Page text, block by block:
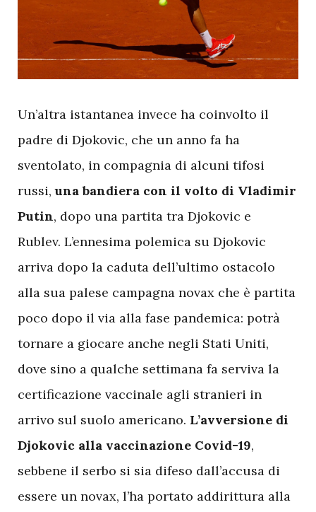
Un’altra istantanea invece ha coinvolto il
padre di Djokovic, che un anno fa ha
sventolato, in compagnia di alcuni tifosi
russi,una bandiera con il volto di Vladimir
Putin, dopo una partita tra Djokovic e
Rublev. L’ennesima polemica su Djokovic
arriva dopo la caduta dell’ultimo ostacolo
alla sua palese campagna novax che è partita
poco dopo il via alla fase pandemica: potrà
tornare a giocare anche negli Stati Uniti,
dove sino a qualche settimana fa serviva la
certificazione vaccinale agli stranieri in
arrivo sul suolo americano. L’avversione di
Djokovic alla vaccinazione Covid-19,
sebbene il serbo si sia difeso dall’accusa di
essere un novax, l’ha portato addirittura alla